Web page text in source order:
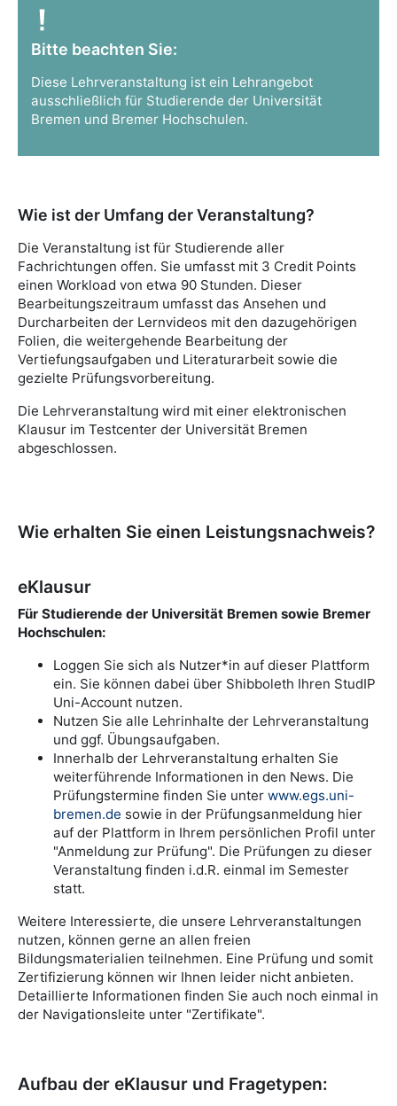
Bitte beachten Sie:
Diese Lehrveranstaltung ist ein Lehrangebot
ausschließlich für Studierende der Universität
Bremen und Bremer Hochschulen.
Wie ist der Umfang der Veranstaltung?
Die Veranstaltung ist für Studierende aller
Fachrichtungen offen. Sie umfasst mit 3 Credit Points
einen Workload von etwa 90 Stunden. Dieser
Bearbeitungszeitraum umfasst das Ansehen und
Durcharbeiten der Lernvideos mit den dazugehörigen
Folien, die weitergehende Bearbeitung der
Vertiefungsaufgaben und Literaturarbeit sowie die
gezielte Prüfungsvorbereitung.
Die Lehrveranstaltung wird mit einer elektronischen
Klausur im Testcenter der Universität Bremen
abgeschlossen.
Wie erhalten Sie einen Leistungsnachweis?
eKlausur
Für Studierende der Universität Bremen sowie Bremer
Hochschulen:
Loggen Sie sich als Nutzer*in auf dieser Plattform
ein. Sie können dabei über Shibboleth Ihren StudIP
Uni-Account nutzen.
Nutzen Sie alle Lehrinhalte der Lehrveranstaltung
und ggf. Übungsaufgaben.
Innerhalb der Lehrveranstaltung erhalten Sie
weiterführende Informationen in den News. Die
Prüfungstermine finden Sie unter www.egs.uni-
bremen.de sowie in der Prüfungsanmeldung hier
auf der Plattform in Ihrem persönlichen Profil unter
"Anmeldung zur Prüfung". Die Prüfungen zu dieser
Veranstaltung finden i.d.R. einmal im Semester
statt.
Weitere Interessierte, die unsere Lehrveranstaltungen
nutzen, können gerne an allen freien
Bildungsmaterialien teilnehmen. Eine Prüfung und somit
Zertifizierung können wir Ihnen leider nicht anbieten.
Detaillierte Informationen finden Sie auch noch einmal in
der Navigationsleite unter "Zertifikate".
Aufbau der eKlausur und Fragetypen: